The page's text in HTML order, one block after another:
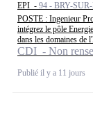
EPI - 94 - BRY-
POSTE : Ingenieur
intégrez le pôle
dans les domaines de
CDI - Non
Publié il y a 11 jours